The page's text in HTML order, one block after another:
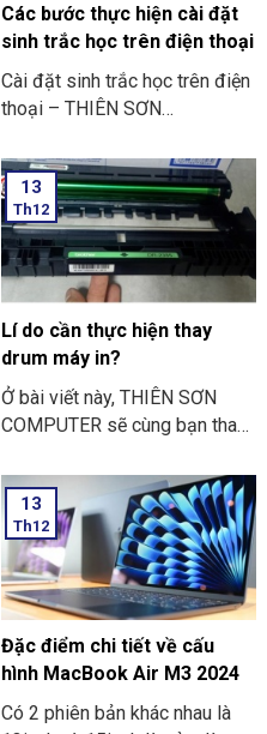
Các bước thực hiện cài đặt
sinh trắc học trên điện thoại
Cài đặt sinh trắc học trên điện
thoại – THIÊN SƠN
khảo “các bước thực hiện cài
đặt sinh trắc học trên điện
thoại” nhé
13
Th12
Lí do cần thực hiện thay
drum máy in?
Ở bài viết này, THIÊN SƠN
COMPUTER sẽ cùng bạn tham
drum máy in là như thế nào
nhé?
13
Th12
Đặc điểm chi tiết về cấu
hình MacBook Air M3 2024
Có 2 phiên bản khác nhau là